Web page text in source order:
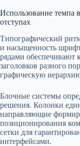
Использование темпа
отступах
Типографический
и насыщенность
рядами обеспечивают
заголовков разного
графическую
Блочные системы
решения. Колонки
направляющие
позиционирования
сетки для
интерфейсами.